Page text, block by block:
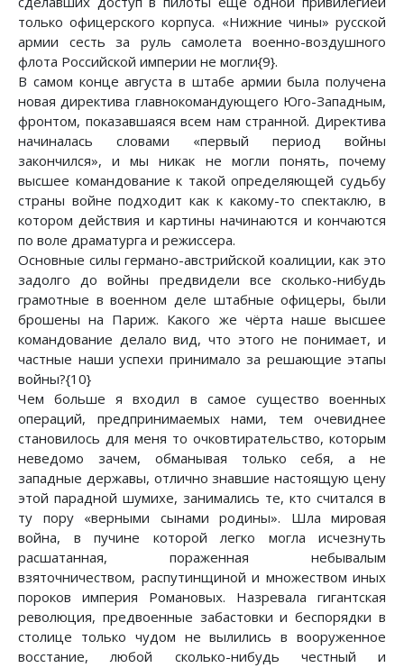
только офицерского корпуса. «Нижние чины» русской
армии сесть за руль самолета военно-воздушного
флота Российской империи не могли{9}.
В самом конце августа в штабе армии была получена
новая директива главнокомандующего Юго-Западным,
фронтом, показавшаяся всем нам странной. Директива
начиналась словами «первый период войны
закончился», и мы никак не могли понять, почему
высшее командование к такой определяющей судьбу
страны войне подходит как к какому-то спектаклю, в
котором действия и картины начинаются и кончаются
по воле драматурга и режиссера.
Основные силы германо-австрийской коалиции, как это
задолго до войны предвидели все сколько-нибудь
грамотные в военном деле штабные офицеры, были
брошены на Париж. Какого же чёрта наше высшее
командование делало вид, что этого не понимает, и
частные наши успехи принимало за решающие этапы
войны?{10}
Чем больше я входил в самое существо военных
операций, предпринимаемых нами, тем очевиднее
становилось для меня то очковтирательство, которым
неведомо зачем, обманывая только себя, а не
западные державы, отлично знавшие настоящую цену
этой парадной шумихе, занимались те, кто считался в
ту пору «верными сынами родины». Шла мировая
война, в пучине которой легко могла исчезнуть
расшатанная, пораженная небывалым
взяточничеством, распутинщиной и множеством иных
пороков империя Романовых. Назревала гигантская
революция, предвоенные забастовки и беспорядки в
столице только чудом не вылились в вооруженное
восстание, любой сколько-нибудь честный и